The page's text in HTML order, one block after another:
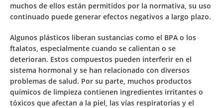
muchos de ellos están permitidos por la normativa, su uso
continuado puede generar efectos negativos a largo plazo.
Algunos plásticos liberan sustancias como el BPA o los
ftalatos, especialmente cuando se calientan o se
deterioran. Estos compuestos pueden interferir en el
sistema hormonal y se han relacionado con diversos
problemas de salud. Por su parte, muchos productos
químicos de limpieza contienen ingredientes irritantes o
tóxicos que afectan a la piel, las vías respiratorias y el